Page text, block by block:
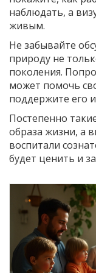
наблюдать, а
живым.
Не забывайте
природу не
поколения.
может помочь
поддержите его
Постепенно
образа жизни, а
воспитали
будет ценить и